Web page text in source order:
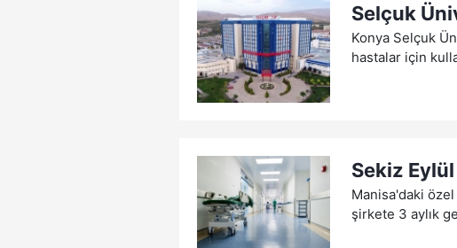
Selçuk
Konya Selçuk
hastalar için
Sekiz
Manisa'daki
şirkete 3 aylık